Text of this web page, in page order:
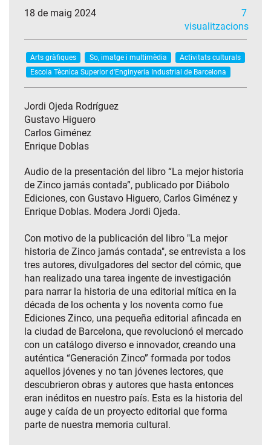
18 de maig 2024
7
visualitzacions
Arts gràfiques So, imatge i multimèdia
Activitats culturals
Escola Tècnica Superior d'Enginyeria Industrial de Barcelona
Jordi Ojeda Rodríguez
Gustavo Higuero
Carlos Giménez
Enrique Doblas
Audio de la presentación del libro “La mejor historia
de Zinco jamás contada”, publicado por Diábolo
Ediciones, con Gustavo Higuero, Carlos Giménez y
Enrique Doblas. Modera Jordi Ojeda.
Con motivo de la publicación del libro "La mejor
historia de Zinco jamás contada", se entrevista a los
tres autores, divulgadores del sector del cómic, que
han realizado una tarea ingente de investigación
para narrar la historia de una editorial mítica en la
década de los ochenta y los noventa como fue
Ediciones Zinco, una pequeña editorial afincada en
la ciudad de Barcelona, que revolucionó el mercado
con un catálogo diverso e innovador, creando una
auténtica “Generación Zinco” formada por todos
aquellos jóvenes y no tan jóvenes lectores, que
descubrieron obras y autores que hasta entonces
eran inéditos en nuestro país. Esta es la historia del
auge y caída de un proyecto editorial que forma
parte de nuestra memoria cultural.